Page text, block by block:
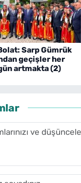
Sarp Gümrük
geçişler her
artmakta (2)